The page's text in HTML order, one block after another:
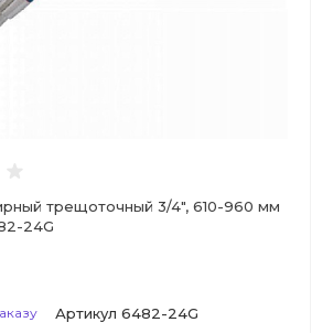
трещоточный 3/4", 610-960 мм
24G
Артикул 6482-24G